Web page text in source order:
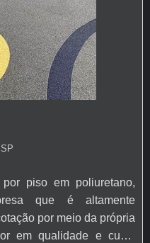
piso em poliuretano,
que é altamente
por meio da própria
em qualidade e custo